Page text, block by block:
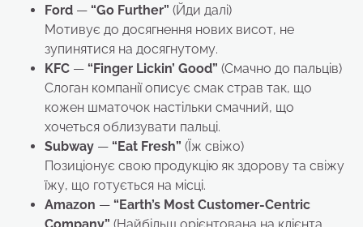
Ford — “Go Further” (Йди далі)
Мотивує до досягнення нових висот, не
зупинятися на досягнутому.
KFC — “Finger Lickin’ Good” (Смачно до пальців)
Слоган компанії описує смак страв так, що
кожен шматочок настільки смачний, що
хочеться облизувати пальці.
Subway — “Eat Fresh” (Їж свіжо)
Позиціонує свою продукцію як здорову та свіжу
їжу, що готується на місці.
Amazon — “Earth’s Most Customer-Centric